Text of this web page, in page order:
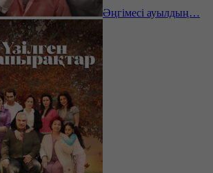
Әңгімесі ауылдың…